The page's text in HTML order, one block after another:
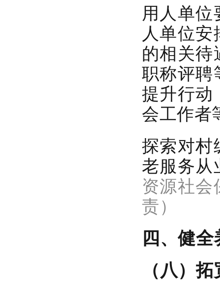
用人单
人单位
的相关
职称评聘
提升行动
会工作者
探索对村
老服务从
资源社
责）
四、健
（八）